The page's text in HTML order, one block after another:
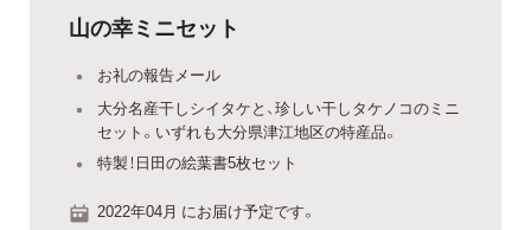
山の幸ミニセット
お礼の報告メール
大分名産干しシイタケと、珍しい干しタケノコのミニ
セット。いずれも大分県津江地区の特産品。
特製！日田の絵葉書5枚セット
2022年04月 にお届け予定です。